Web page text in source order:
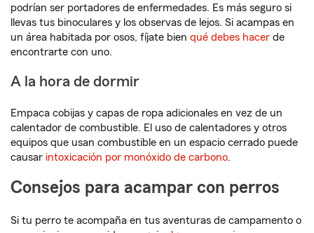
podrían ser portadores de enfermedades. Es más seguro si
llevas tus binoculares y los observas de lejos. Si acampas en
un área habitada por osos, fíjate bien qué debes hacer de
encontrarte con uno.
A la hora de dormir
Empaca cobijas y capas de ropa adicionales en vez de un
calentador de combustible. El uso de calentadores y otros
equipos que usan combustible en un espacio cerrado puede
causar intoxicación por monóxido de carbono.
Consejos para acampar con perros
Si tu perro te acompaña en tus aventuras de campamento o